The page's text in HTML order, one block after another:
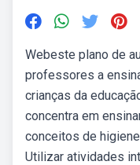
Webeste plano de
professores a
crianças da
concentra em
conceitos de
Utilizar atividades